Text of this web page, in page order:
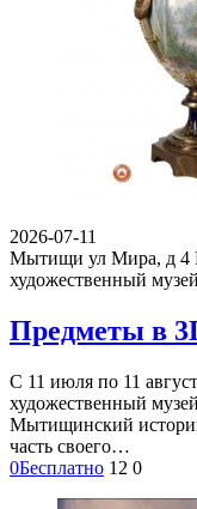
2026-07-11
Мытищи ул Мира, д 4
художественный музей
Предметы в
С 11 июля по 11
художественный
Мытищинский
часть своего…
0Бесплатно 12 0